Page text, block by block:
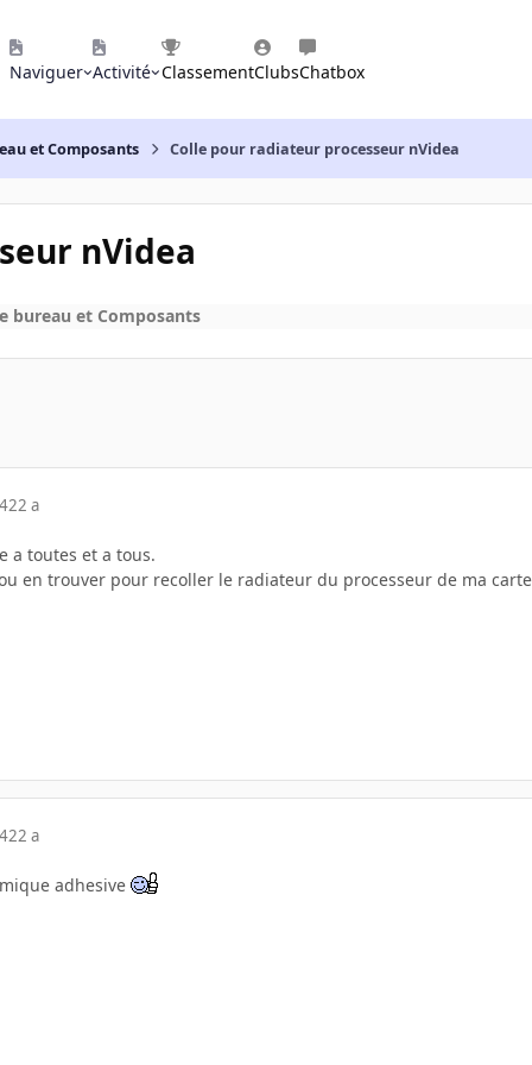
Naviguer Activité ClassementClubsChatbox
et Composants Colle pour radiateur processeur nVidea
nVidea
bureau et Composants
22 a
a toutes et a tous.
en trouver pour recoller le radiateur du processeur de ma
22 a
adhesive